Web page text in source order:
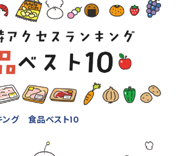
ング 食品ベスト10